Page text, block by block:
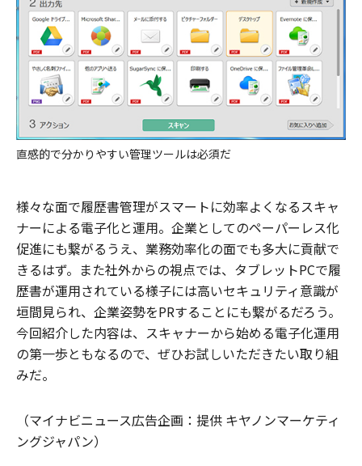
直感的で分かりやすい管理ツールは必須だ
様々な面で履歴書管理がスマートに効率よくなるスキャ
ナーによる電子化と運用。企業としてのペーパーレス化
促進にも繋がるうえ、業務効率化の面でも多大に貢献で
きるはず。また社外からの視点では、タブレットPCで履
歴書が運用されている様子には高いセキュリティ意識が
垣間見られ、企業姿勢をPRすることにも繋がるだろう。
今回紹介した内容は、スキャナーから始める電子化運用
の第一歩ともなるので、ぜひお試しいただきたい取り組
みだ。
（マイナビニュース広告企画：提供 キヤノンマーケティ
ングジャパン）